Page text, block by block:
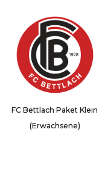
FC Bettlach Paket Klein
(Erwachsene)